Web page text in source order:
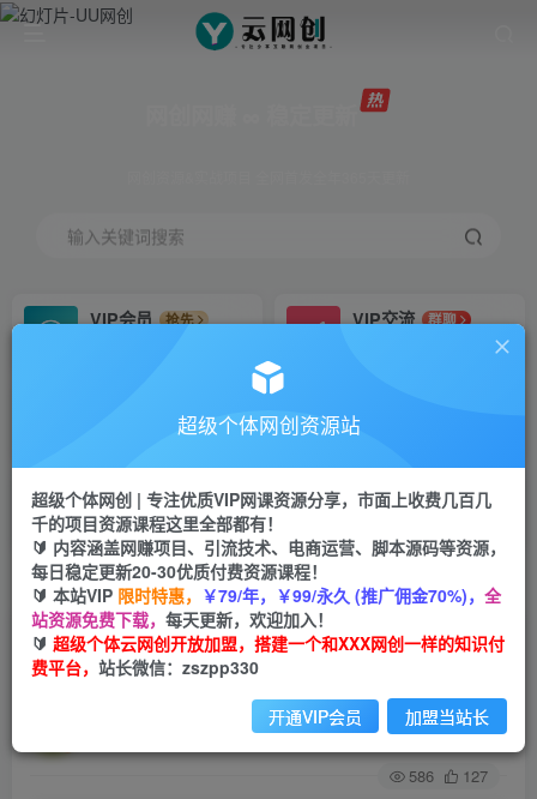
输入关键词搜索
VIP会员
抢先
VIP交流
群聊
研究探讨更多创业项目路子。
会员专属推广链接
招募站长
挂机
项目
脚本卡密
APP下载
GO
首页 创业课程 会员免费 正文
7月最新旅游卡项目升级玩法，多种变现模式，最
新引流方式，日入5000+【揭秘】
关注 私信
586 127
超级个体网创资源站
超级个体网创 | 专注优质VIP网课资源分享，市面上收费几百几
千的项目资源课程这里全部都有！
🔰 内容涵盖网赚项目、引流技术、电商运营、脚本源码等资源，
每日稳定更新20-30优质付费资源课程！
🔰 本站VIP 限时特惠， ￥79/年，￥99/永久 (推广佣金70%)， 全
站资源免费下载， 每天更新，欢迎加入！
🔰 超级个体云网创开放加盟，搭建一个和XXX网创一样的知识付
费平台， 站长微信：zszpp330
开通VIP会员 加盟当站长